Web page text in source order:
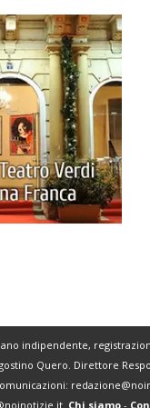
indipendente,
Quero. Direttore
Chi siamo -